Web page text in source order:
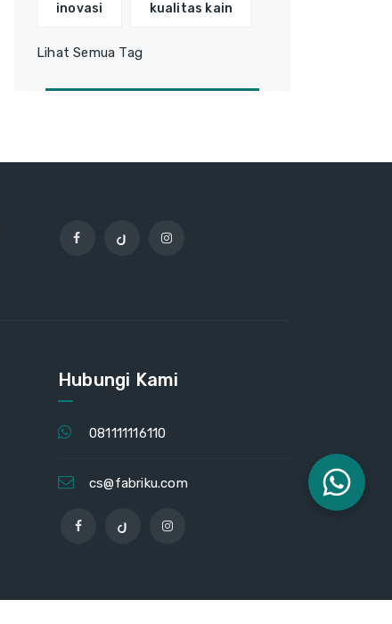
inovasi kualitas kain
Lihat Semua Tag
Hubungi Kami
081111116110
cs@fabriku.com